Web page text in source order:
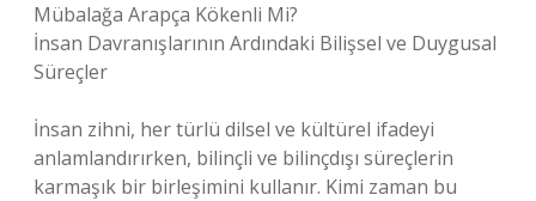
Mübalağa Arapça Kökenli Mi?
İnsan Davranışlarının Ardındaki Bilişsel ve Duygusal
Süreçler
İnsan zihni, her türlü dilsel ve kültürel ifadeyi
anlamlandırırken, bilinçli ve bilinçdışı süreçlerin
karmaşık bir birleşimini kullanır. Kimi zaman bu